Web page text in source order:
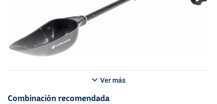
Ver más
Combinación recomendada